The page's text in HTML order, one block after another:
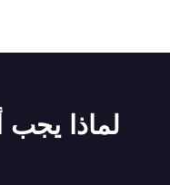
لماذا